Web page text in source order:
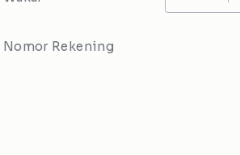
Nomor Rekening